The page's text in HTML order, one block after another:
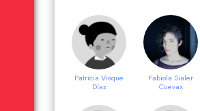
Patricia Vioque
Díaz
Fabiola Sialer
Cuevas